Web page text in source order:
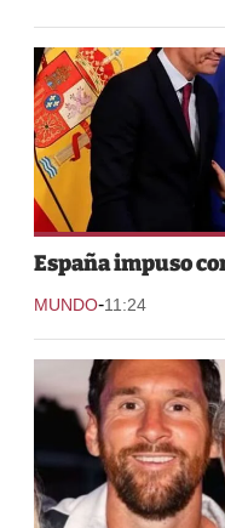
España impuso
MUNDO-11:24